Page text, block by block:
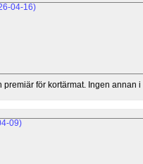
premiär för kortärmat. Ingen